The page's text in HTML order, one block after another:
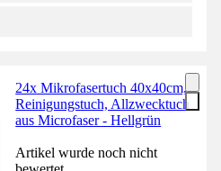
24x Mikrofasertuch 40x40cm,
Reinigungstuch, Allzwecktuch
aus Microfaser - Hellgrün
Artikel wurde noch nicht